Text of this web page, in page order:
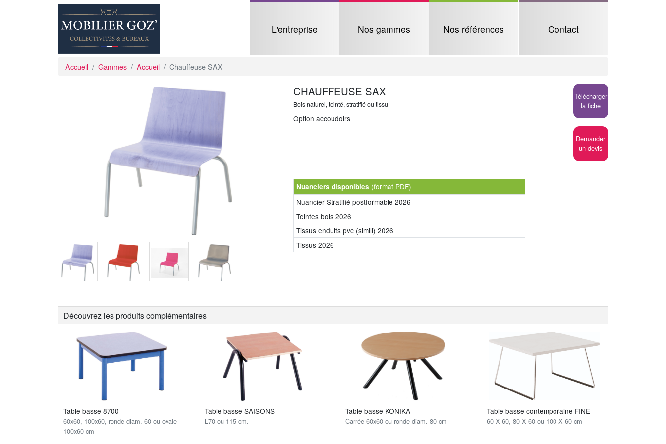
L'entreprise Nos gammes Nos références Contact
Accueil Gammes Accueil Chauffeuse SAX
CHAUFFEUSE SAX
Bois naturel, teinté, stratifié ou tissu.
Option accoudoirs
Télécharger
la fiche
Demander
un devis
Nuanciers disponibles (format PDF)
Nuancier Stratifié postformable 2026
Teintes bois 2026
Tissus enduits pvc (simili) 2026
Tissus 2026
Découvrez les produits complémentaires
Table basse 8700
60x60, 100x60, ronde diam. 60 ou ovale
100x60 cm
Table basse SAISONS
L70 ou 115 cm.
Table basse KONIKA
Carrée 60x60 ou ronde diam. 80 cm
Table basse contemporaine FINE
60 X 60, 80 X 60 ou 100 X 60 cm